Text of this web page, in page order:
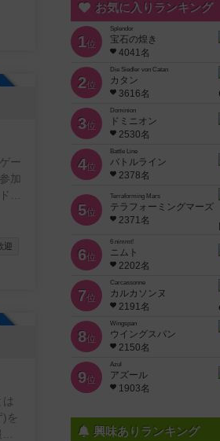
ー
加
ゲ
迎
を
お気に入りランキング
1位
Splendor
宝石の煌き
4041名
2位
Die Siedler von Catan
カタン
3616名
3位
Dominion
ドミニオン
2530名
4位
Battle Line
バトルライン
2378名
5位
Terraforming Mars
テラフォーミングマーズ
2371名
6位
6 nimmt!
ニムト
2202名
7位
Carcassonne
カルカソンヌ
2191名
8位
Wingspan
ウイングスパン
2150名
9位
Azul
アズール
1903名
興味ありランキング